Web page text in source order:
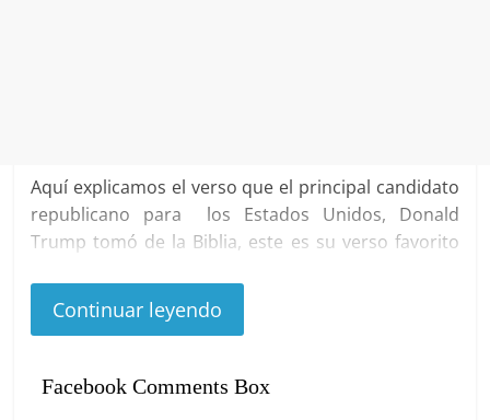
Aquí explicamos el verso que el principal candidato
republicano para los Estados Unidos, Donald
Trump tomó de la Biblia, este es su verso favorito
diente, este verso se encuentra en libro de Mateo
5:38.
Continuar leyendo
Facebook Comments Box